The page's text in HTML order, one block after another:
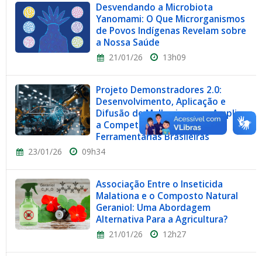
Desvendando a Microbiota
Yanomami: O Que Microrganismos
de Povos Indígenas Revelam sobre
a Nossa Saúde
21/01/26 13h09
Projeto Demonstradores 2.0:
Desenvolvimento, Aplicação e
Difusão de Melhorias para Ampliar
a Competitividade das
Ferramentarias Brasileiras
23/01/26 09h34
Associação Entre o Inseticida
Malationa e o Composto Natural
Geraniol: Uma Abordagem
Alternativa Para a Agricultura?
21/01/26 12h27